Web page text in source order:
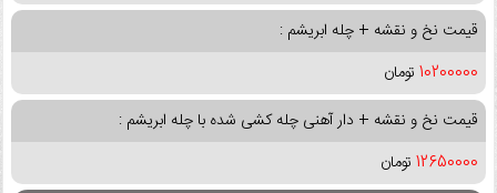
قیمت نخ و نقشه + چله ابریشم :
10200000 تومان
قیمت نخ و نقشه + دار آهنی چله کشی شده با چله ابریشم :
12650000 تومان